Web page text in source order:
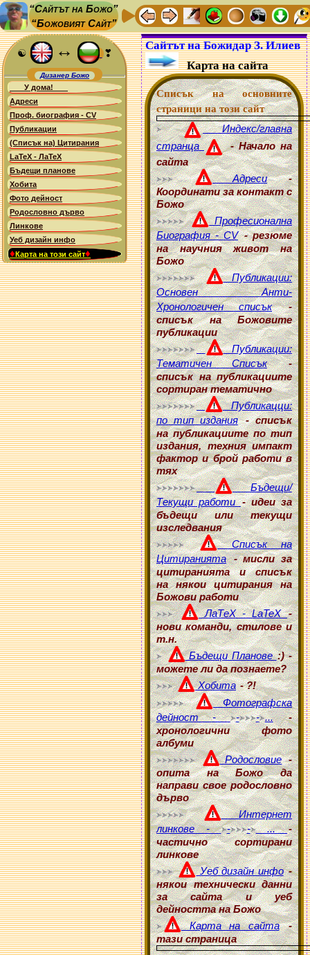
“Сайтът на Божо”
“Божовият Сайт”
☯ ↔ ❣
Дизанер Божо
У дома!
Адреси
Проф. биография - CV
Публикации
(Списък на) Цитирания
LaTeX - ЛаТеХ
Бъдещи планове
Хобита
Фото дейност
Родословно дърво
Линкове
Уеб дизайн инфо
♦Карта на този сайт♦
Сайтът на Божидар З. Илиев
Карта на сайта
Списък на основните
страници на този сайт
Индекс/главна
странца
- Начало на
сайта
Адреси-
Координати за контакт с
Божо
Професионална
Биография - CV- резюме
на научния живот на
Божо
Публикации:
Основен Анти-
Хронологичен списък-
списък на Божовите
публикации
Публикации:
Тематичен Списък-
списък на публикациите
сортиран тематично
Публикацци:
по тип издания- списък
на публикациите по тип
издания, техния импакт
фактор и брой работи в
тях
Бъдещи/
Текущи работи- идеи за
бъдещи или текущи
изследвания
Списък на
Цитиранията- мисли за
цитиранията и списък
на някои цитирания на
Божови работи
ЛаТеХ - LaTeX-
нови команди, стилове и
т.н.
Бъдещи Планове:) -
можете ли да познаете?
Хобита- ?!
Фотографска
дейност - - - ...-
хронологични фото
албуми
Родословие-
опита на Божо да
направи свое родословно
дърво
Интернет
линкове - - - ...-
частично сортирани
линкове
Уеб дизайн инфо-
някои технически данни
за сайта и уеб
дейността на Божо
Карта на сайта-
тази страница